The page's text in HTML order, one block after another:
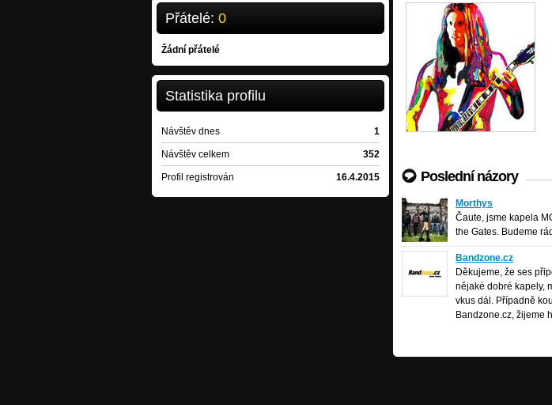
Přátelé: 0
Žádní přátelé
Statistika profilu
Návštěv dnes 1
Návštěv celkem 352
Profil registrován 16.4.2015 Poslední názory
Morthyssymphonic-
Morthys
Čaute, jsme kapela
the Gates. Budeme
Bandzone.cz
Bandzone.cz
Děkujeme, že ses
nějaké dobré kapely,
vkus dál. Případně
Bandzone.cz, žijeme